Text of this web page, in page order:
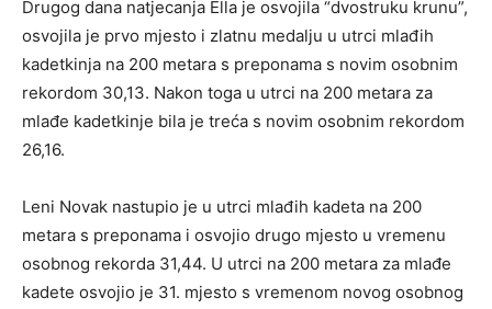
Drugog dana natjecanja Ella je osvojila “dvostruku krunu”,
osvojila je prvo mjesto i zlatnu medalju u utrci mlađih
kadetkinja na 200 metara s preponama s novim osobnim
rekordom 30,13. Nakon toga u utrci na 200 metara za
mlađe kadetkinje bila je treća s novim osobnim rekordom
26,16.
Leni Novak nastupio je u utrci mlađih kadeta na 200
metara s preponama i osvojio drugo mjesto u vremenu
osobnog rekorda 31,44. U utrci na 200 metara za mlađe
kadete osvojio je 31. mjesto s vremenom novog osobnog